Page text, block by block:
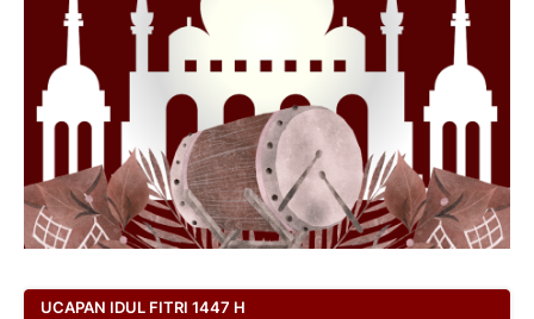
UCAPAN IDUL FITRI 1447 H